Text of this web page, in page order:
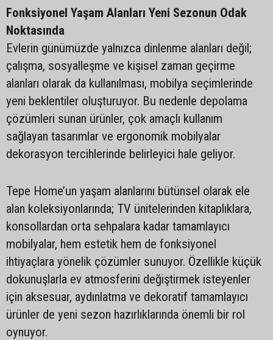
Fonksiyonel Yaşam Alanları Yeni Sezonun Odak
Noktasında
Evlerin günümüzde yalnızca dinlenme alanları değil;
çalışma, sosyalleşme ve kişisel zaman geçirme
alanları olarak da kullanılması, mobilya seçimlerinde
yeni beklentiler oluşturuyor. Bu nedenle depolama
çözümleri sunan ürünler, çok amaçlı kullanım
sağlayan tasarımlar ve ergonomik mobilyalar
dekorasyon tercihlerinde belirleyici hale geliyor.
Tepe Home’un yaşam alanlarını bütünsel olarak ele
alan koleksiyonlarında; TV ünitelerinden kitaplıklara,
konsollardan orta sehpalara kadar tamamlayıcı
mobilyalar, hem estetik hem de fonksiyonel
ihtiyaçlara yönelik çözümler sunuyor. Özellikle küçük
dokunuşlarla ev atmosferini değiştirmek isteyenler
için aksesuar, aydınlatma ve dekoratif tamamlayıcı
ürünler de yeni sezon hazırlıklarında önemli bir rol
oynuyor.